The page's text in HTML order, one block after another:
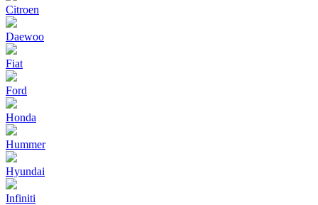
Citroen
Daewoo
Fiat
Ford
Honda
Hummer
Hyundai
Infiniti